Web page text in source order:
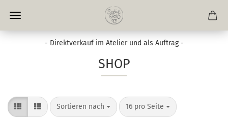
- Direktverkauf im Atelier und als Auftrag -
SHOP
Sortieren nach
Sortieren nach 16 pro Seite
pro Seite